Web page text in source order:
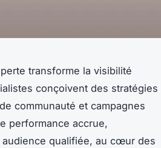
transforme la visibilité
conçoivent des stratégies
communauté et campagnes
performance accrue,
qualifiée, au cœur des